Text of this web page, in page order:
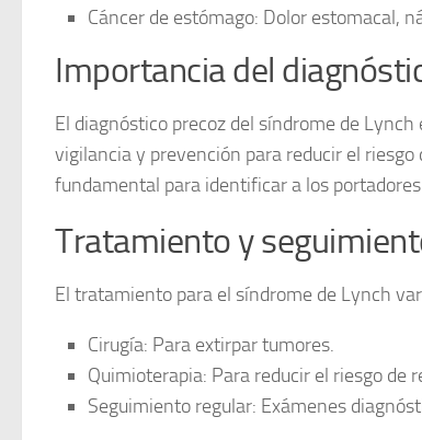
Cáncer de estómago: Dolor estomacal,
Importancia del
El diagnóstico precoz del síndrome de
vigilancia y prevención para reducir el
fundamental para identificar a los
Tratamiento y
El tratamiento para el síndrome de Lynch
Cirugía: Para extirpar tumores.
Quimioterapia: Para reducir el riesgo de
Seguimiento regular: Exámenes